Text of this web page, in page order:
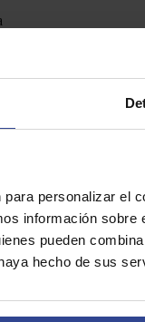
personalizar el
información
pueden
hecho de sus